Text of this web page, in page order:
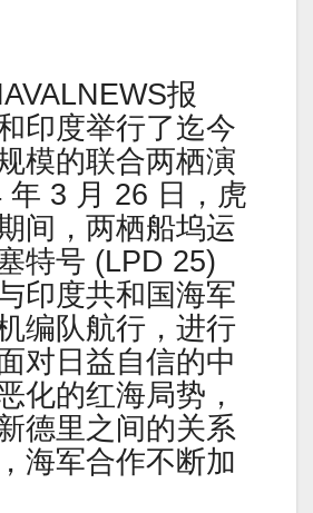
报
印度举行了迄今
模的联合两栖演
年 3 月 26 日，虎
间，两栖船坞运
特号 (LPD 25)
印度共和国海军
编队航行，进行
对日益自信的中
化的红海局势，
德里之间的关系
海军合作不断加